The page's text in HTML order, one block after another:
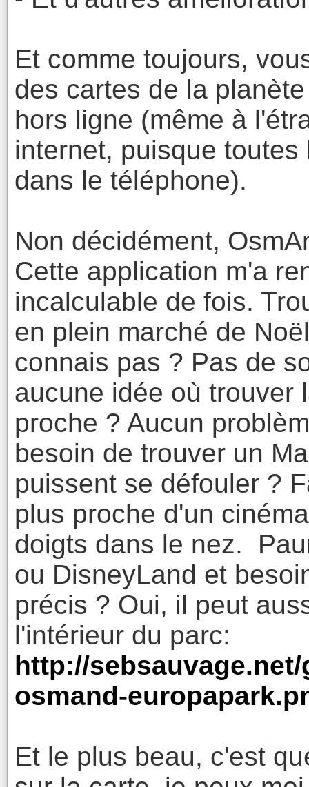
Et comme toujours,
des cartes de la
hors ligne (même à
internet, puisque
dans le téléphone).
Non décidément,
Cette application m'a
incalculable de fois.
en plein marché de
connais pas ? Pas de
aucune idée où trouver
proche ? Aucun
besoin de trouver un
puissent se défouler ?
plus proche d'un
doigts dans le nez.
ou DisneyLand et
précis ? Oui, il peut
l'intérieur du parc:
http://
osmand-
Et le plus beau, c'est